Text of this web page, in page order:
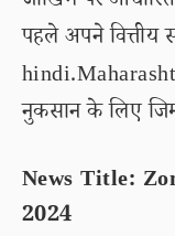
पहले अपने
नुकसान के लिए
News Title:
2024